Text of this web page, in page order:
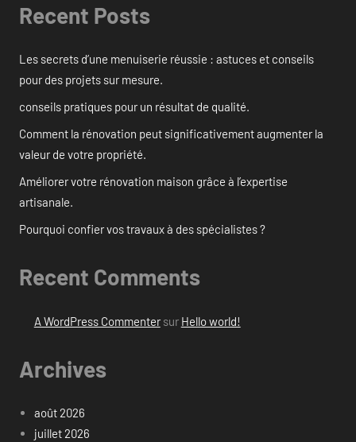
Recent Posts
Les secrets d’une menuiserie réussie : astuces et conseils
pour des projets sur mesure.
conseils pratiques pour un résultat de qualité.
Comment la rénovation peut significativement augmenter la
valeur de votre propriété.
Améliorer votre rénovation maison grâce à l’expertise
artisanale.
Pourquoi confier vos travaux à des spécialistes ?
Recent Comments
A WordPress Commentersur Hello world!
Archives
août 2026
juillet 2026